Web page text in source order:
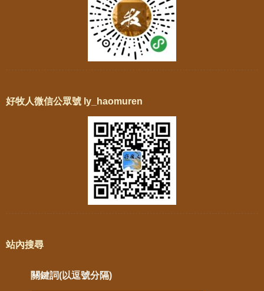
好牧人微信公眾號 ly_haomuren
站內搜尋
關鍵詞(以逗號分隔)